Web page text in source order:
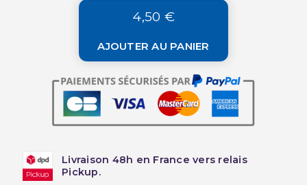
4,50 €
AJOUTER AU PANIER
Livraison 48h en France vers relais
Pickup.